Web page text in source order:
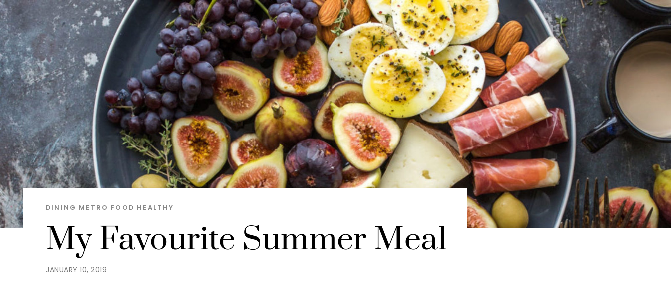
JANUARY 10, 2019
My Favourite Summer Meal
DINING METRO FOOD HEALTHY